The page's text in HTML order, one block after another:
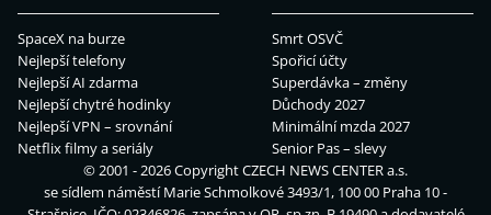
SpaceX na burze
Nejlepší telefony
Nejlepší AI zdarma
Nejlepší chytré hodinky
Nejlepší VPN – srovnání
Netflix filmy a seriály
Smrt OSVČ
Spořicí účty
Superdávka – změny
Důchody 2027
Minimální mzda 2027
Senior Pas – slevy
© 2001 - 2026 CopyrightCZECH NEWS CENTER a.s.
se sídlem náměstí Marie Schmolkové 3493/1, 100 00 Praha 10 -